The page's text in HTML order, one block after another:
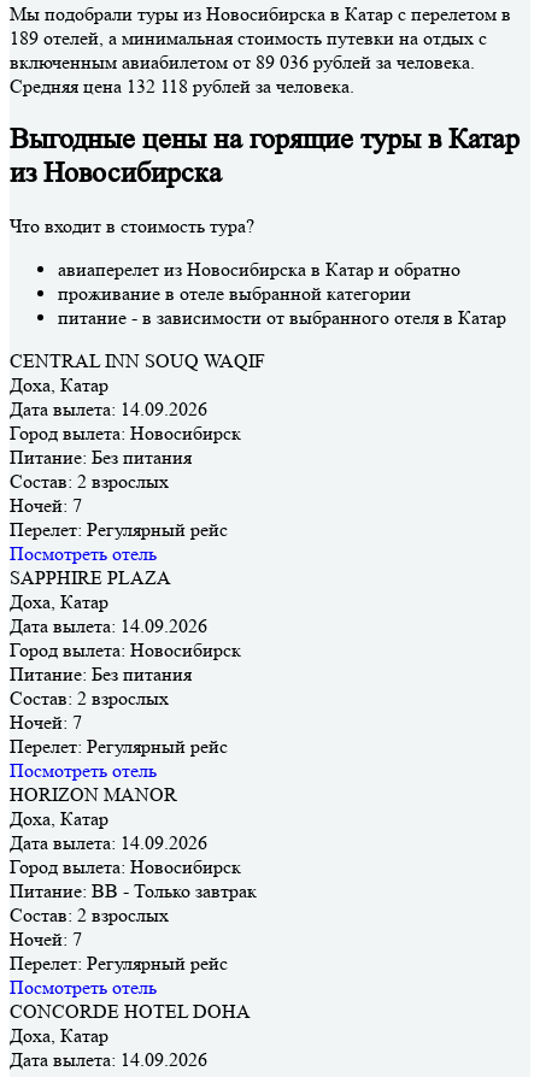
Мы подобрали туры из Новосибирска в Катар с перелетом в
189 отелей, а минимальная стоимость путевки на отдых с
включенным авиабилетом от 89 036 рублей за человека.
Средняя цена 132 118 рублей за человека.
Выгодные цены на горящие туры в Катар
из Новосибирска
Что входит в стоимость тура?
авиаперелет из Новосибирска в Катар и обратно
проживание в отеле выбранной категории
питание - в зависимости от выбранного отеля в Катар
CENTRAL INN SOUQ WAQIF
Доха, Катар
Дата вылета: 14.09.2026
Город вылета: Новосибирск
Питание: Без питания
Состав: 2 взрослых
Ночей: 7
Перелет: Регулярный рейс
Посмотреть отель
SAPPHIRE PLAZA
Доха, Катар
Дата вылета: 14.09.2026
Город вылета: Новосибирск
Питание: Без питания
Состав: 2 взрослых
Ночей: 7
Перелет: Регулярный рейс
Посмотреть отель
HORIZON MANOR
Доха, Катар
Дата вылета: 14.09.2026
Город вылета: Новосибирск
Питание: BB - Только завтрак
Состав: 2 взрослых
Ночей: 7
Перелет: Регулярный рейс
Посмотреть отель
CONCORDE HOTEL DOHA
Доха, Катар
Дата вылета: 14.09.2026